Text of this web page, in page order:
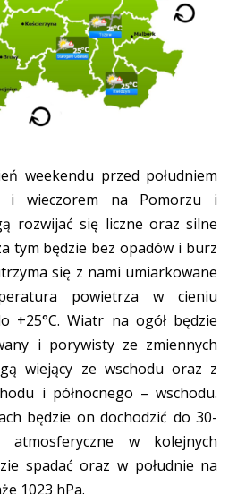
weekendu przed południem
wieczorem na Pomorzu i
rozwijać się liczne oraz silne
tym będzie bez opadów i burz
się z nami umiarkowane
powietrza w cieniu
+25°C. Wiatr na ogół będzie
i porywisty ze zmiennych
wiejący ze wschodu oraz z
i północnego – wschodu.
będzie on dochodzić do 30-
w kolejnych
spadać oraz w południe na
1023 hPa.